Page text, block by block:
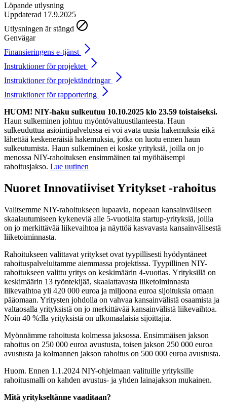
Löpande utlysning
Uppdaterad 17.9.2025
Utlysningen är stängd
Genvägar
Finansieringens e-tjänst
Instruktioner för projektet
Instruktioner för projektändringar
Instruktioner för rapportering
HUOM! NIY-haku sulkeutuu 10.10.2025 klo 23.59 toistaiseksi.
Haun sulkeminen johtuu myöntövaltuustilanteesta. Haun
sulkeuduttua asiointipalvelussa ei voi avata uusia hakemuksia eikä
lähettää keskeneräisiä hakemuksia, jotka on luotu ennen haun
sulkeutumista. Haun sulkeminen ei koske yrityksiä, joilla on jo
menossa NIY-rahoituksen ensimmäinen tai myöhäisempi
rahoitusjakso. Lue uutinen
Nuoret Innovatiiviset Yritykset -rahoitus
Valitsemme NIY-rahoitukseen lupaavia, nopeaan kansainväliseen
skaalautumiseen kykeneviä alle 5-vuotiaita startup-yrityksiä, joilla
on jo merkittävää liikevaihtoa ja näyttöä kasvavasta kansainvälisestä
liiketoiminnasta.
Rahoitukseen valittavat yritykset ovat tyypillisesti hyödyntäneet
rahoituspalveluitamme aiemmassa projektissa. Tyypillinen NIY-
rahoitukseen valittu yritys on keskimäärin 4-vuotias. Yrityksillä on
keskimäärin 13 työntekijää, skaalattavasta liiketoiminnasta
liikevaihtoa yli 420 000 euroa ja miljoona euroa sijoituksia omaan
pääomaan. Yritysten johdolla on vahvaa kansainvälistä osaamista ja
valtaosalla yrityksistä on jo merkittävää kansainvälistä liikevaihtoa.
Noin 40 %:lla yrityksistä on ulkomaalaisia sijoittajia.
Myönnämme rahoitusta kolmessa jaksossa. Ensimmäisen jakson
rahoitus on 250 000 euroa avustusta, toisen jakson 250 000 euroa
avustusta ja kolmannen jakson rahoitus on 500 000 euroa avustusta.
Huom. Ennen 1.1.2024 NIY-ohjelmaan valituille yrityksille
rahoitusmalli on kahden avustus- ja yhden lainajakson mukainen.
Mitä yritykseltänne vaaditaan?